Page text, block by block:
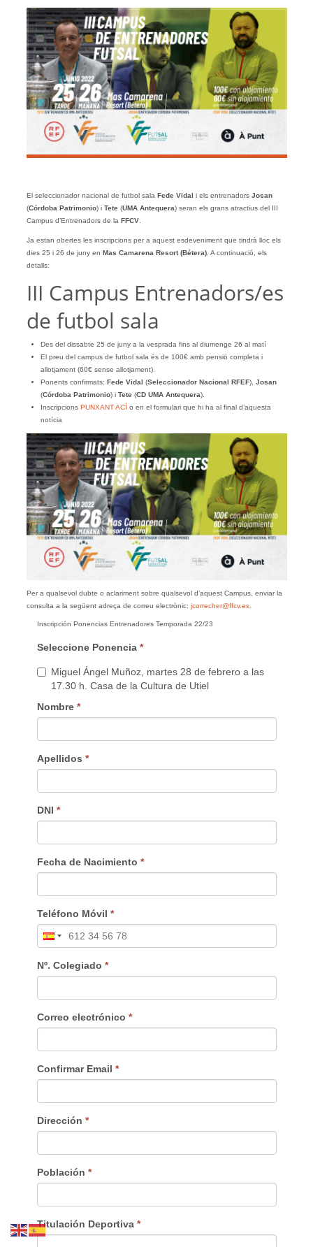
El seleccionador nacional de futbol sala Fede Vidal i els entrenadors Josan
(Córdoba Patrimonio) i Tete (UMA Antequera) seran els grans atractius del III
Campus d’Entrenadors de la FFCV.
Ja estan obertes les inscripcions per a aquest esdeveniment que tindrà lloc els
dies 25 i 26 de juny en Mas Camarena Resort (Bétera). A continuació, els
detalls:
III Campus Entrenadors/es
de futbol sala
Des del dissabte 25 de juny a la vesprada fins al diumenge 26 al matí
El preu del campus de futbol sala és de 100€ amb pensió completa i
allotjament (60€ sense allotjament).
Ponents confirmats: Fede Vidal (Seleccionador Nacional RFEF), Josan
(Córdoba Patrimonio) i Tete (CD UMA Antequera).
Inscripcions PUNXANT ACÍ o en el formulari que hi ha al final d’aquesta
notícia
Per a qualsevol dubte o aclariment sobre qualsevol d’aquest Campus, enviar la
consulta a la següent adreça de correu electrònic: jcorrecher@ffcv.es.
Inscripción Ponencias Entrenadores Temporada 22/23
Seleccione Ponencia *
Miguel Ángel Muñoz, martes 28 de febrero a las
17.30 h. Casa de la Cultura de Utiel
Nombre *
Apellidos *
DNI *
Fecha de Nacimiento *
Teléfono Móvil *
Nº. Colegiado *
Correo electrónico *
Confirmar Email *
Dirección *
Población *
Titulación Deportiva *